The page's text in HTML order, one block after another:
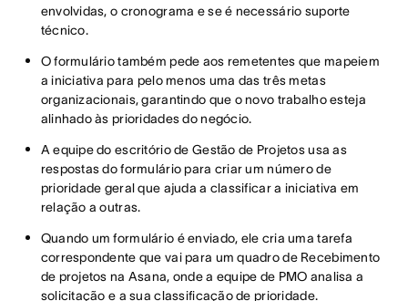
envolvidas, o cronograma e se é necessário suporte
técnico.
O formulário também pede aos remetentes que mapeiem
a iniciativa para pelo menos uma das três metas
organizacionais, garantindo que o novo trabalho esteja
alinhado às prioridades do negócio.
A equipe do escritório de Gestão de Projetos usa as
respostas do formulário para criar um número de
prioridade geral que ajuda a classificar a iniciativa em
relação a outras.
Quando um formulário é enviado, ele cria uma tarefa
correspondente que vai para um quadro de Recebimento
de projetos na Asana, onde a equipe de PMO analisa a
solicitação e a sua classificação de prioridade.